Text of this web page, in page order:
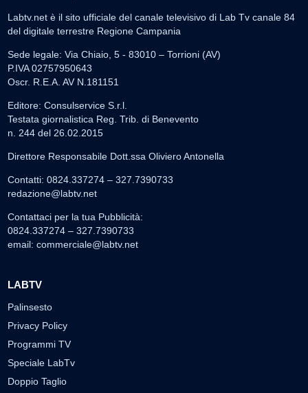
Labtv.net è il sito ufficiale del canale televisivo di Lab Tv canale 84
del digitale terrestre Regione Campania
Sede legale: Via Chiaio, 5 - 83010 – Torrioni (AV)
P.IVA 02757950643
Oscr. R.E.A. AV N.181151
Editore: Consulservice S.r.l.
Testata giornalistica Reg. Trib. di Benevento
n. 244 del 26.02.2015
Direttore Responsabile Dott.ssa Oliviero Antonella
Contatti: 0824.337274 – 327.7390733
redazione@labtv.net
Contattaci per la tua Pubblicità:
0824.337274 – 327.7390733
email: commerciale@labtv.net
LABTV
Palinsesto
Privacy Policy
Programmi TV
Speciale LabTv
Doppio Taglio